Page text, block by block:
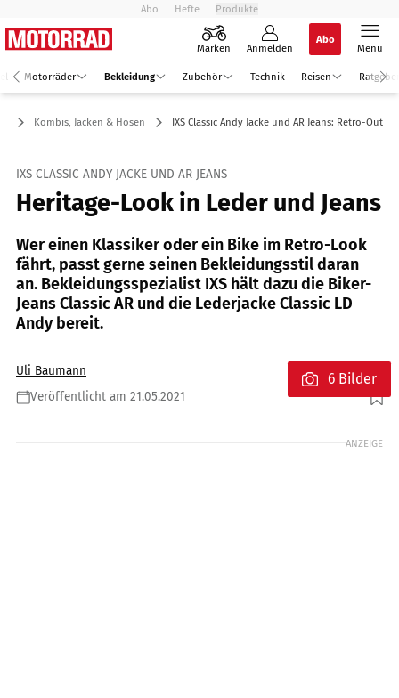
Abo Hefte Produkte
Marken Anmelden
Abo
Menü
Motorräder Bekleidung Zubehör Technik Reisen Ratgeber
Kombis, Jacken & Hosen IXS Classic Andy Jacke und AR Jeans: Retro-Outfit
IXS CLASSIC ANDY JACKE UND AR JEANS
Heritage-Look in Leder und Jeans
Wer einen Klassiker oder ein Bike im Retro-Look
fährt, passt gerne seinen Bekleidungsstil daran
an. Bekleidungsspezialist IXS hält dazu die Biker-
Jeans Classic AR und die Lederjacke Classic LD
Andy bereit.
Uli Baumann
Veröffentlicht am 21.05.2021
Foto: IXS
6 Bilder
ANZEIGE